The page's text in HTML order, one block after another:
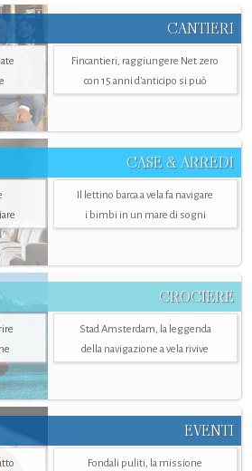
CANTIERI
Fincantieri, raggiungere Net zero
con 15 anni d'anticipo si può
CASE & ARREDI
Il lettino barca a vela fa navigare
i bimbi in un mare di sogni
CROCIERE
Stad Amsterdam, la leggenda
della navigazione a vela rivive
EVENTI
Fondali puliti, la missione